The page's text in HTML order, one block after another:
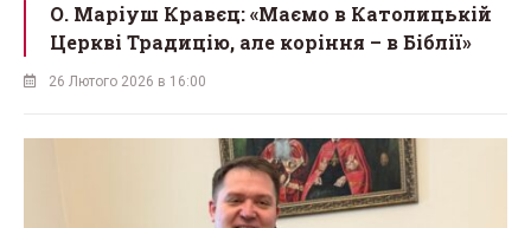
О. Маріуш Кравєц: «Маємо в Католицькій
Церкві Традицію, але коріння – в Біблії»
26 Лютого 2026 в 16:00